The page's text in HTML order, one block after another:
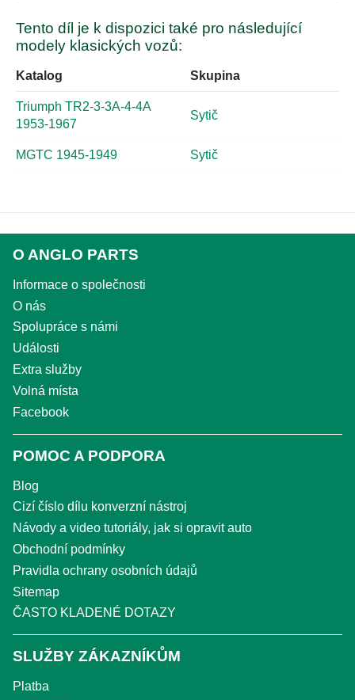
Tento díl je k dispozici také pro následující
modely klasických vozů:
Katalog Skupina
Triumph TR2-3-3A-4-4A
1953-1967
Sytič
MGTC 1945-1949 Sytič
O ANGLO PARTS
Informace o společnosti
O nás
Spolupráce s námi
Události
Extra služby
Volná místa
Facebook
POMOC A PODPORA
Blog
Cizí číslo dílu konverzní nástroj
Návody a video tutoriály, jak si opravit auto
Obchodní podmínky
Pravidla ochrany osobních údajů
Sitemap
ČASTO KLADENÉ DOTAZY
SLUŽBY ZÁKAZNÍKŮM
Platba